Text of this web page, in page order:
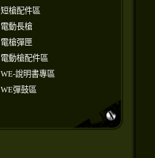
短槍配件區
電動長槍
電槍彈匣
電動槍配件區
WE-說明書專區
WE彈鼓區